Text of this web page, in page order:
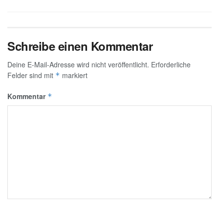
Schreibe einen Kommentar
Deine E-Mail-Adresse wird nicht veröffentlicht. Erforderliche
Felder sind mit * markiert
Kommentar *